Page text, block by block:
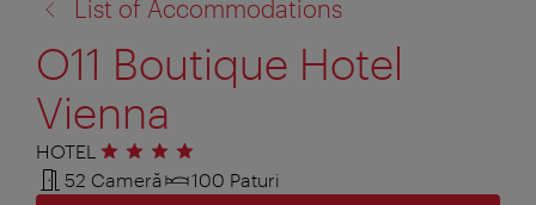
la:
List of Accommodations
O11 Boutique Hotel
Vienna
HOTEL 4 stele
52 Cameră
100 Paturi